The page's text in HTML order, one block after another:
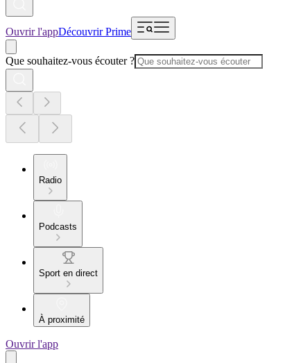
Ouvrir l'appDécouvrir Prime
Que souhaitez-vous écouter ?
Radio
Podcasts
Sport en direct
À proximité
Ouvrir l'app